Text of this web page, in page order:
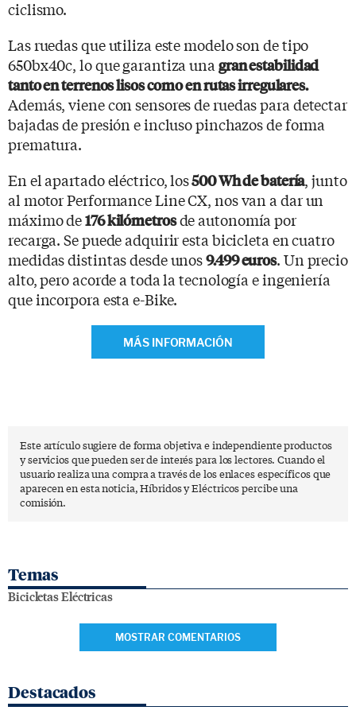
ciclismo.
Las ruedas que utiliza este modelo son de tipo
650bx40c, lo que garantiza una gran estabilidad
tanto en terrenos lisos como en rutas irregulares.
Además, viene con sensores de ruedas para detectar
bajadas de presión e incluso pinchazos de forma
prematura.
En el apartado eléctrico, los500 Wh de batería, junto
al motor Performance Line CX, nos van a dar un
máximo de176 kilómetrosde autonomía por
recarga. Se puede adquirir esta bicicleta en cuatro
medidas distintas desde unos9.499 euros. Un precio
alto, pero acorde a toda la tecnología e ingeniería
que incorpora esta e-Bike.
MÁS INFORMACIÓN
Este artículo sugiere de forma objetiva e independiente productos
y servicios que pueden ser de interés para los lectores. Cuando el
usuario realiza una compra a través de los enlaces específicos que
aparecen en esta noticia, Híbridos y Eléctricos percibe una
comisión.
Temas
Bicicletas Eléctricas
MOSTRAR COMENTARIOS
Destacados